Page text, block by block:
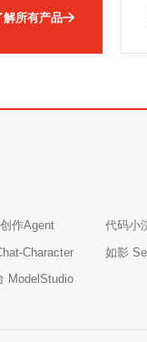
解所有产品
作Agent 代码小
Character
如影
ModelStudio